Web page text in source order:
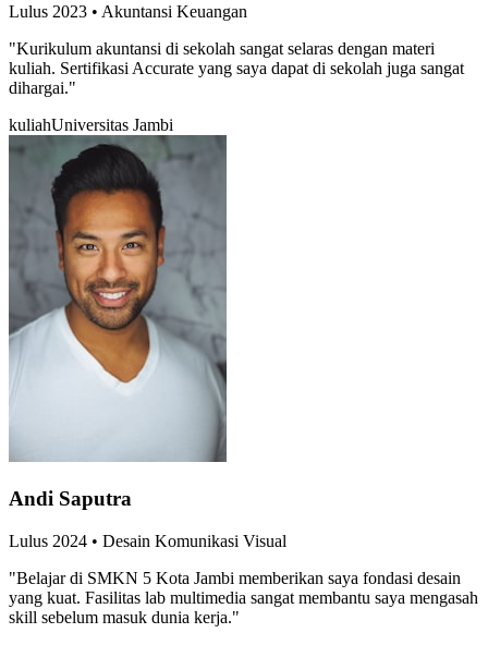
Lulus 2023 • Akuntansi Keuangan
"Kurikulum akuntansi di sekolah sangat selaras dengan materi
kuliah. Sertifikasi Accurate yang saya dapat di sekolah juga sangat
dihargai."
kuliahUniversitas Jambi
Andi Saputra
Lulus 2024 • Desain Komunikasi Visual
"Belajar di SMKN 5 Kota Jambi memberikan saya fondasi desain
yang kuat. Fasilitas lab multimedia sangat membantu saya mengasah
skill sebelum masuk dunia kerja."